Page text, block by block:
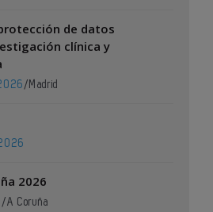
de datos
clínica y
/ Madrid
2026
/A Coruña